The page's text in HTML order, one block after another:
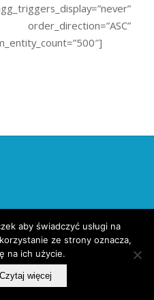
aby świadczyć usługi na
ze strony oznacza,
na ich użycie.
Czytaj więcej